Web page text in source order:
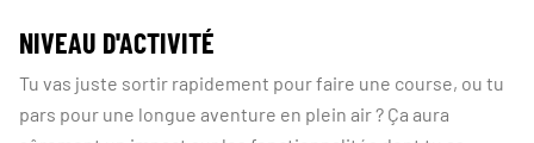
NIVEAU D'ACTIVITÉ
Tu vas juste sortir rapidement pour faire une course, ou tu
pars pour une longue aventure en plein air ? Ça aura